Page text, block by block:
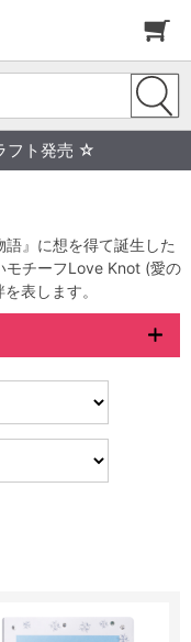
フト発売 ☆
』に想を得て誕生した
モチーフLove Knot (愛の
表します。